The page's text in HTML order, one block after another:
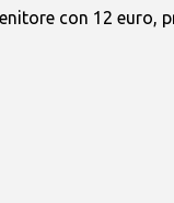
con 12 euro,